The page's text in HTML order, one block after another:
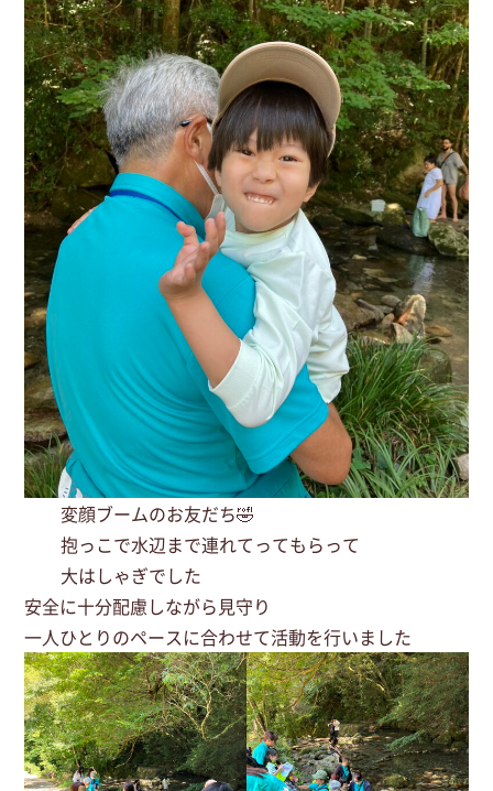
変顔ブームのお友だち🤣
抱っこで水辺まで連れてってもらって
大はしゃぎでした
安全に十分配慮しながら見守り
一人ひとりのペースに合わせて活動を行いました